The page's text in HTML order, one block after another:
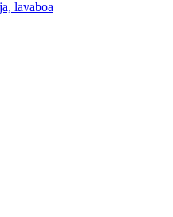
lavaboa